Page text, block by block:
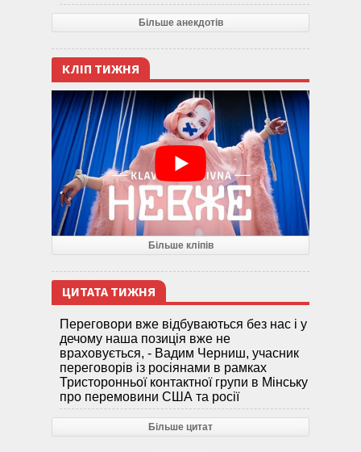
Більше анекдотів
КЛІП ТИЖНЯ
Більше кліпів
ЦИТАТА ТИЖНЯ
Переговори вже відбуваються без нас і у
дечому наша позиція вже не
враховується, - Вадим Черниш, учасник
переговорів із росіянами в рамках
Тристоронньої контактної групи в Мінську
про перемовини США та росії
Більше цитат